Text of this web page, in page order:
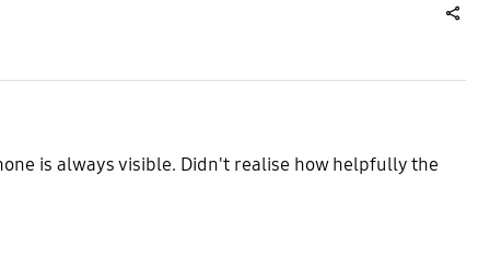
is always visible. Didn't realise how helpfully the